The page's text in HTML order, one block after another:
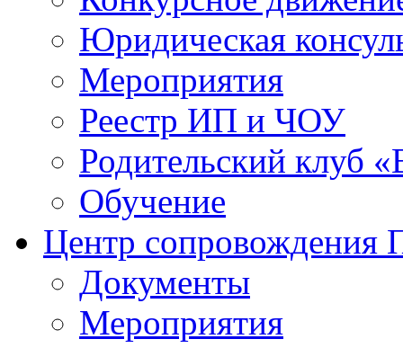
Юридическая
Мероприятия
Реестр ИП и ЧОУ
Родительский клуб
Обучение
Центр сопровождения
Документы
Мероприятия